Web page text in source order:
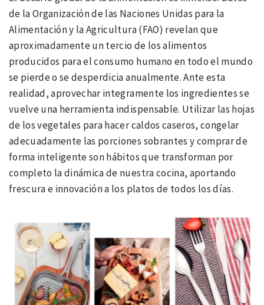
de la Organización de las Naciones Unidas para la
Alimentación y la Agricultura (FAO) revelan que
aproximadamente un tercio de los alimentos
producidos para el consumo humano en todo el mundo
se pierde o se desperdicia anualmente. Ante esta
realidad, aprovechar integramente los ingredientes se
vuelve una herramienta indispensable. Utilizar las hojas
de los vegetales para hacer caldos caseros, congelar
adecuadamente las porciones sobrantes y comprar de
forma inteligente son hábitos que transforman por
completo la dinámica de nuestra cocina, aportando
frescura e innovación a los platos de todos los días.